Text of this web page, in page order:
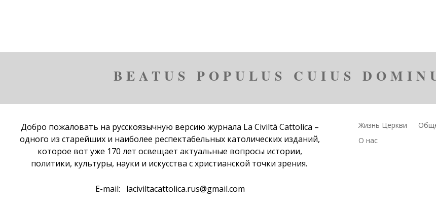
BEATUS POPULUS CUIUS
Добро пожаловать на русскоязычную версию журнала La Civiltà Cattolica –
одного из старейших и наиболее респектабельных католических изданий,
которое вот уже 170 лет освещает актуальные вопросы истории,
политики, культуры, науки и искусства с христианской точки зрения.
E-mail: laciviltacattolica.rus@gmail.com
Жизнь Церкви
О нас